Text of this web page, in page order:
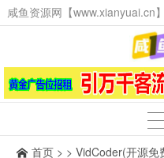
首页 > > VidCoder(开源免